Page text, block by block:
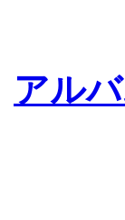
アル